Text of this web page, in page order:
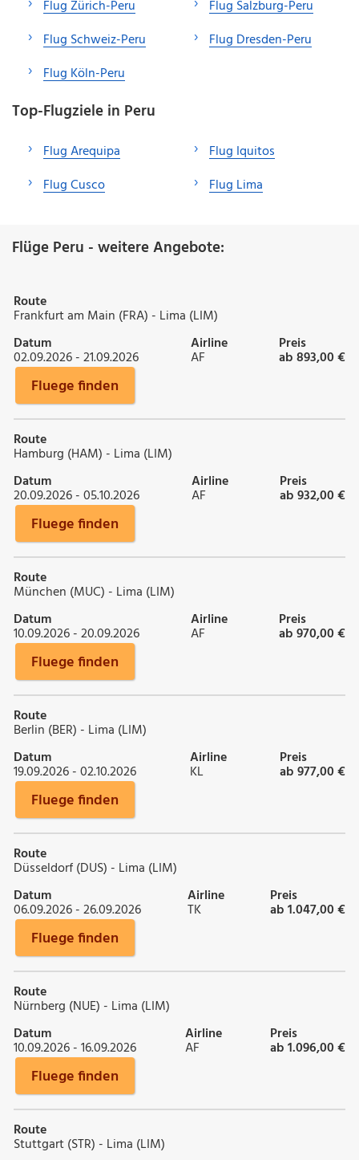
Flug Zürich-Peru
Flug Schweiz-Peru
Flug Köln-Peru
Flug Salzburg-Peru
Flug Dresden-Peru
Top-Flugziele in Peru
Flug Arequipa
Flug Cusco
Flug Iquitos
Flug Lima
Flüge Peru - weitere Angebote:
Route
Frankfurt am Main (FRA) - Lima (LIM)
Datum
02.09.2026 - 21.09.2026
Airline
AF
Preis
ab 893,00 €
Fluege finden
Route
Hamburg (HAM) - Lima (LIM)
Datum
20.09.2026 - 05.10.2026
Airline
AF
Preis
ab 932,00 €
Fluege finden
Route
München (MUC) - Lima (LIM)
Datum
10.09.2026 - 20.09.2026
Airline
AF
Preis
ab 970,00 €
Fluege finden
Route
Berlin (BER) - Lima (LIM)
Datum
19.09.2026 - 02.10.2026
Airline
KL
Preis
ab 977,00 €
Fluege finden
Route
Düsseldorf (DUS) - Lima (LIM)
Datum
06.09.2026 - 26.09.2026
Airline
TK
Preis
ab 1.047,00 €
Fluege finden
Route
Nürnberg (NUE) - Lima (LIM)
Datum
10.09.2026 - 16.09.2026
Airline
AF
Preis
ab 1.096,00 €
Fluege finden
Route
Stuttgart (STR) - Lima (LIM)